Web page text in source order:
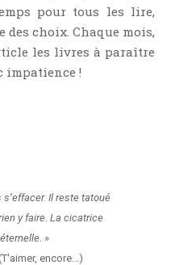
pour tous les lire,
des choix. Chaque mois,
les livres à paraître
impatience !
s’effacer. Il reste tatoué
y faire. La cicatrice
»
encore...)